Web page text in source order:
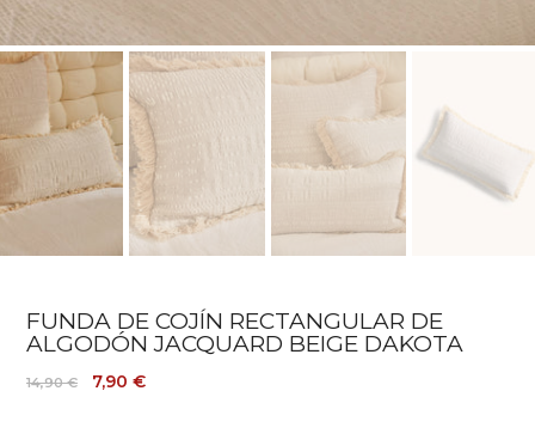
FUNDA DE COJÍN RECTANGULAR DE
ALGODÓN JACQUARD BEIGE DAKOTA
14,90 € 7,90 €